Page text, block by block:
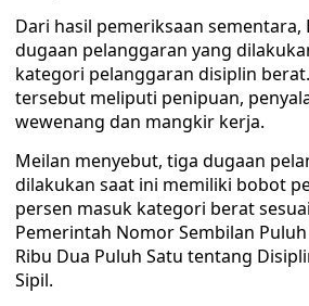
Dari hasil pemeriksaan sementara,
dugaan pelanggaran yang
kategori pelanggaran disiplin
tersebut meliputi penipuan,
wewenang dan mangkir kerja. ‎
Meilan menyebut, tiga dugaan
dilakukan saat ini memiliki bobot
persen masuk kategori berat
Pemerintah Nomor Sembilan
Ribu Dua Puluh Satu tentang
Sipil. ‎‎